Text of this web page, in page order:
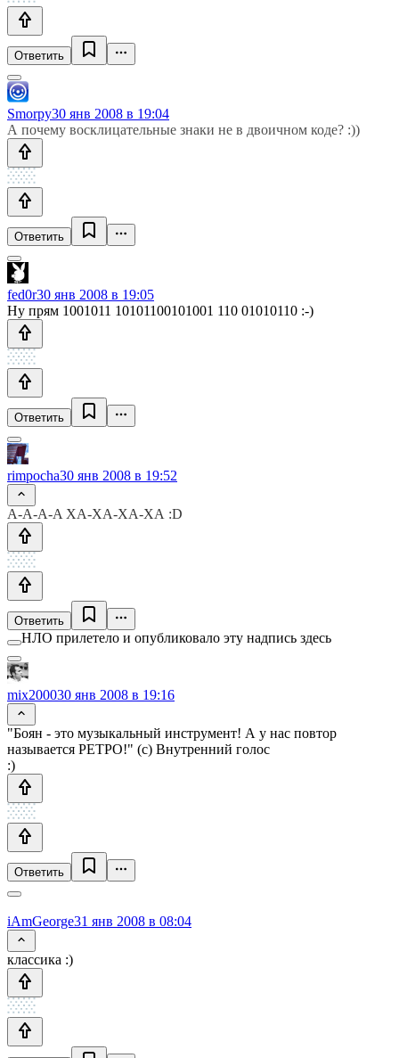
Ответить
Smorpy30 янв 2008 в 19:04
А почему восклицательные знаки не в двоичном коде? :))
Ответить
fed0r30 янв 2008 в 19:05
Ну прям 1001011 10101100101001 110 01010110 :-)
Ответить
rimpocha30 янв 2008 в 19:52
А-A-A-A ХА-ХА-ХА-ХА :D
Ответить
НЛО прилетело и опубликовало эту надпись здесь
mix200030 янв 2008 в 19:16
"Боян - это музыкальный инструмент! А у нас повтор
называется РЕТРО!" (с) Внутренний голос
:)
Ответить
iAmGeorge31 янв 2008 в 08:04
классика :)